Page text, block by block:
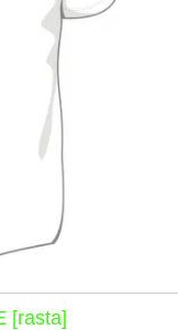
[rasta]